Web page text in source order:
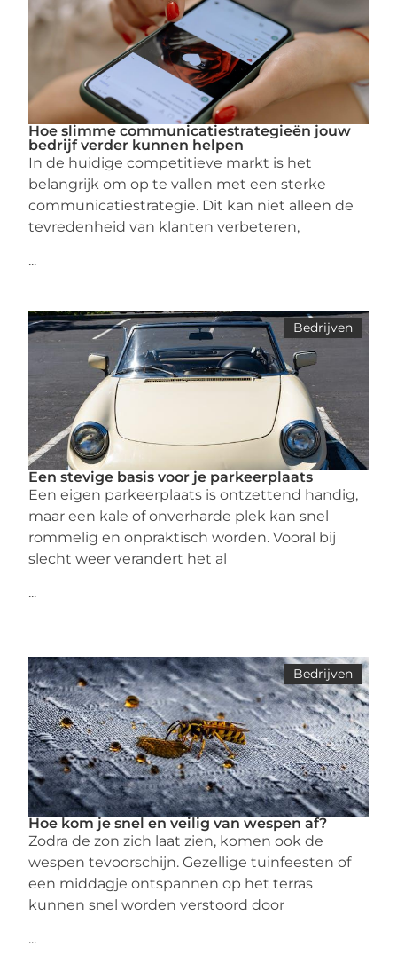
Hoe slimme communicatiestrategieën jouw
bedrijf verder kunnen helpen
In de huidige competitieve markt is het
belangrijk om op te vallen met een sterke
communicatiestrategie. Dit kan niet alleen de
tevredenheid van klanten verbeteren,
...
Bedrijven
Een stevige basis voor je parkeerplaats
Een eigen parkeerplaats is ontzettend handig,
maar een kale of onverharde plek kan snel
rommelig en onpraktisch worden. Vooral bij
slecht weer verandert het al
...
Bedrijven
Hoe kom je snel en veilig van wespen af?
Zodra de zon zich laat zien, komen ook de
wespen tevoorschijn. Gezellige tuinfeesten of
een middagje ontspannen op het terras
kunnen snel worden verstoord door
...